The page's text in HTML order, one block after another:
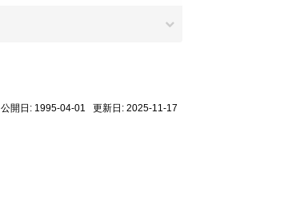
公開日: 1995-04-01 更新日: 2025-11-17